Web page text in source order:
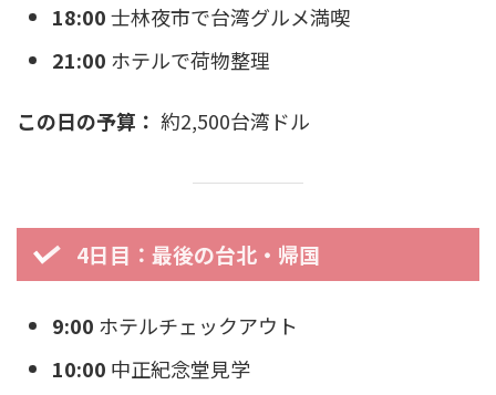
18:00士林夜市で台湾グルメ満喫
21:00 ホテルで荷物整理
この日の予算： 約2,500台湾ドル
4日目：最後の台北・帰国
9:00 ホテルチェックアウト
10:00 中正紀念堂見学